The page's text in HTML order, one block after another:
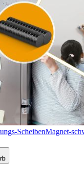
ScheibenMagnet-